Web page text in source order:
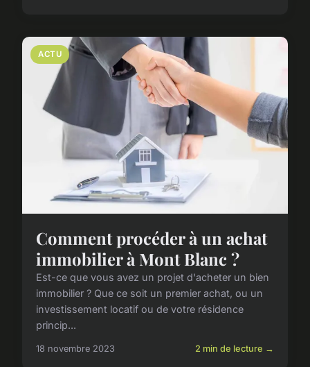
ACTU
Comment procéder à un achat
immobilier à Mont Blanc ?
Est-ce que vous avez un projet d'acheter un bien
immobilier ? Que ce soit un premier achat, ou un
investissement locatif ou de votre résidence
princip...
18 novembre 2023 2 min de lecture →